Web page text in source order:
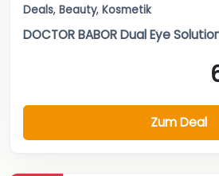
Deals, Beauty, Kosmetik
DOCTOR BABOR Dual Eye
Zum Deal